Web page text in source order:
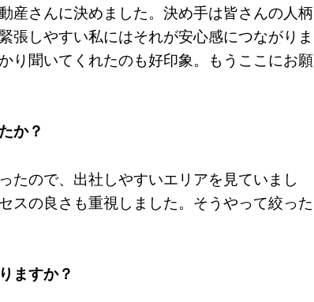
産さんに決めました。決め手は皆さんの人柄
張しやすい私にはそれが安心感につながりま
り聞いてくれたのも好印象。もうここにお願
か？
たので、出社しやすいエリアを見ていまし
スの良さも重視しました。そうやって絞った
ますか？